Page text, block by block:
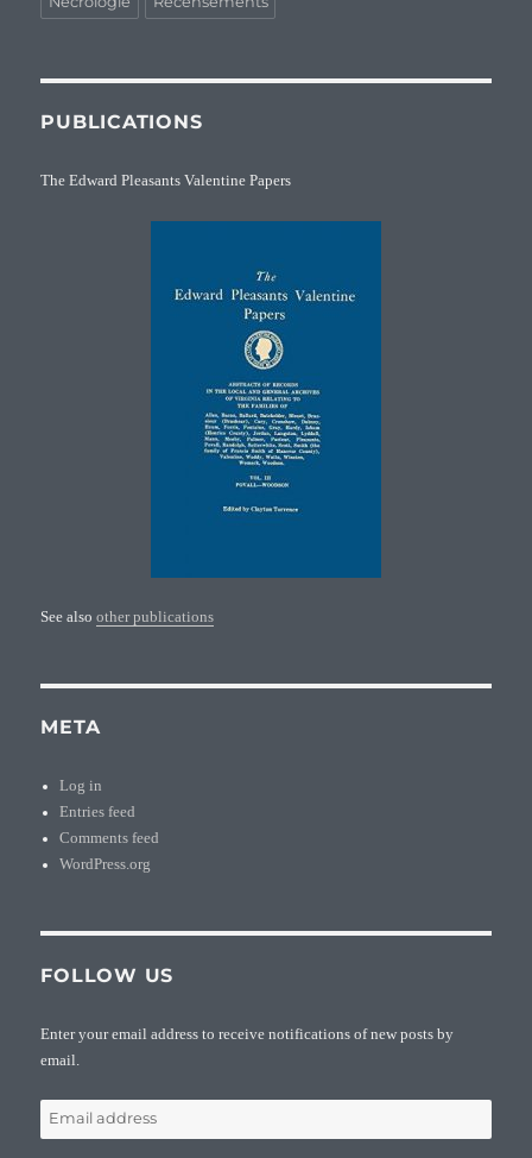
PUBLICATIONS
The Edward Pleasants Valentine Papers
See alsoother publications
META
Log in
Entries feed
Comments feed
WordPress.org
FOLLOW US
Enter your email address to receive notifications of new posts by
email.
Email
address